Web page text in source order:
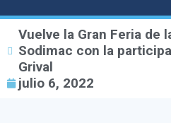
Vuelve la Gran Feria de
Sodimac con la
Grival
julio 6, 2022